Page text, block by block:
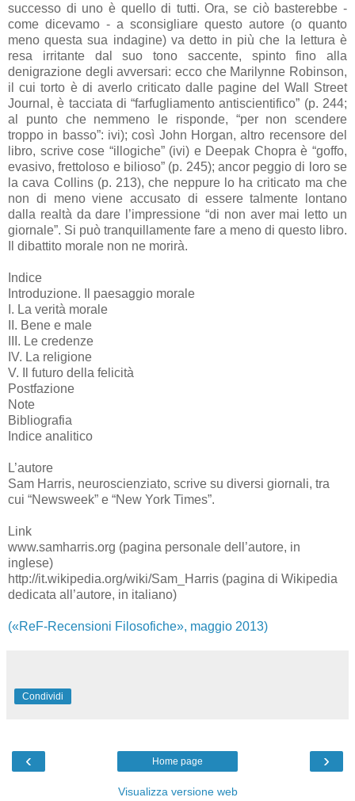
successo di uno è quello di tutti. Ora, se ciò basterebbe -
come dicevamo - a sconsigliare questo autore (o quanto
meno questa sua indagine) va detto in più che la lettura è
resa irritante dal suo tono saccente, spinto fino alla
denigrazione degli avversari: ecco che Marilynne Robinson,
il cui torto è di averlo criticato dalle pagine del Wall Street
Journal, è tacciata di “farfugliamento antiscientifico” (p. 244;
al punto che nemmeno le risponde, “per non scendere
troppo in basso”: ivi); così John Horgan, altro recensore del
libro, scrive cose “illogiche” (ivi) e Deepak Chopra è “goffo,
evasivo, frettoloso e bilioso” (p. 245); ancor peggio di loro se
la cava Collins (p. 213), che neppure lo ha criticato ma che
non di meno viene accusato di essere talmente lontano
dalla realtà da dare l’impressione “di non aver mai letto un
giornale”. Si può tranquillamente fare a meno di questo libro.
Il dibattito morale non ne morirà.
Indice
Introduzione. Il paesaggio morale
I. La verità morale
II. Bene e male
III. Le credenze
IV. La religione
V. Il futuro della felicità
Postfazione
Note
Bibliografia
Indice analitico
L’autore
Sam Harris, neuroscienziato, scrive su diversi giornali, tra
cui “Newsweek” e “New York Times”.
Link
www.samharris.org (pagina personale dell’autore, in
inglese)
http://it.wikipedia.org/wiki/Sam_Harris (pagina di Wikipedia
dedicata all’autore, in italiano)
(«ReF-Recensioni Filosofiche», maggio 2013)
Condividi
‹ ›
Home page
Visualizza versione web